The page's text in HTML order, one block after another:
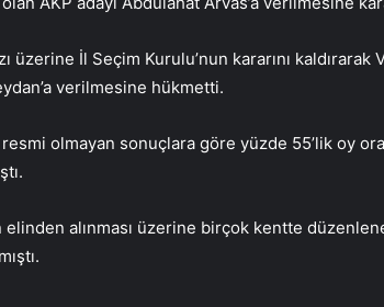
üzerine İl Seçim Kurulu’nun kararını
verilmesine hükmetti.
olmayan sonuçlara göre yüzde 55’lik oy
elinden alınması üzerine birçok kentte